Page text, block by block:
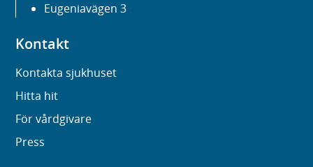
Eugeniavägen 3
Kontakt
Kontakta sjukhuset
Hitta hit
För vårdgivare
Press